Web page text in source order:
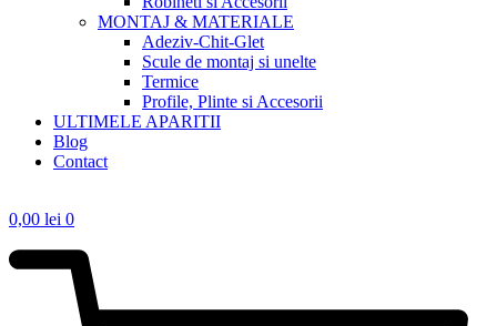
MONTAJ & MATERIALE
Adeziv-Chit-Glet
Scule de montaj si unelte
Termice
Profile, Plinte si Accesorii
ULTIMELE APARITII
Blog
Contact
0,00 lei 0